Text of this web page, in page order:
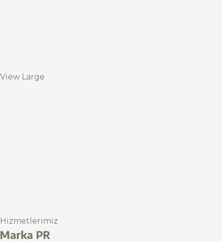
View Large
Hizmetlerimiz
Marka PR